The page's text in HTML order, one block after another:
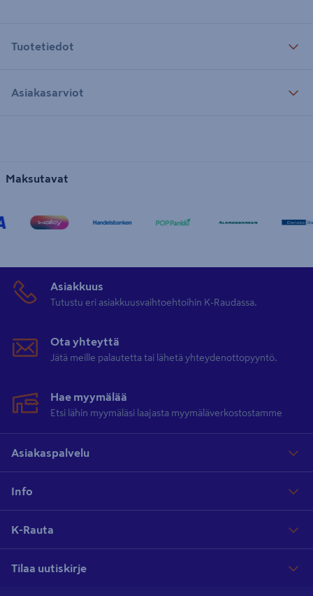
Tuotetiedot
Asiakasarviot
Maksutavat
Asiakkuus
Tutustu eri asiakkuusvaihtoehtoihin K-Raudassa.
Ota yhteyttä
Jätä meille palautetta tai lähetä yhteydenottopyyntö.
Hae myymälää
Etsi lähin myymäläsi laajasta myymäläverkostostamme
Asiakaspalvelu
Info
K-Rauta
Tilaa uutiskirje